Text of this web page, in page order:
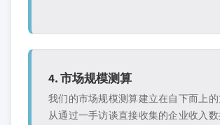
4. 市场规模测算
我们的市场规模测算建立在自下而上的
从通过一手访谈直接收集的企业收入